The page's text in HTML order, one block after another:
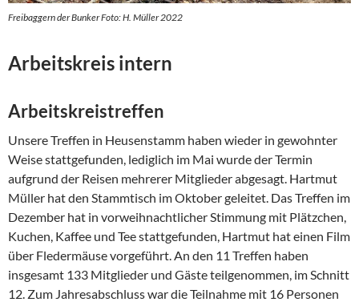
Freibaggern der Bunker Foto: H. Müller 2022
Arbeitskreis intern
Arbeitskreistreffen
Unsere Treffen in Heusenstamm haben wieder in gewohnter
Weise stattgefunden, lediglich im Mai wurde der Termin
aufgrund der Reisen mehrerer Mitglieder abgesagt. Hartmut
Müller hat den Stammtisch im Oktober geleitet. Das Treffen im
Dezember hat in vorweihnachtlicher Stimmung mit Plätzchen,
Kuchen, Kaffee und Tee stattgefunden, Hartmut hat einen Film
über Fledermäuse vorgeführt. An den 11 Treffen haben
insgesamt 133 Mitglieder und Gäste teilgenommen, im Schnitt
12. Zum Jahresabschluss war die Teilnahme mit 16 Personen